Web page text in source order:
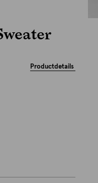
Productdetails